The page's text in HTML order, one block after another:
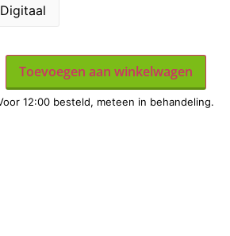
Digitaal
Toevoegen aan winkelwagen